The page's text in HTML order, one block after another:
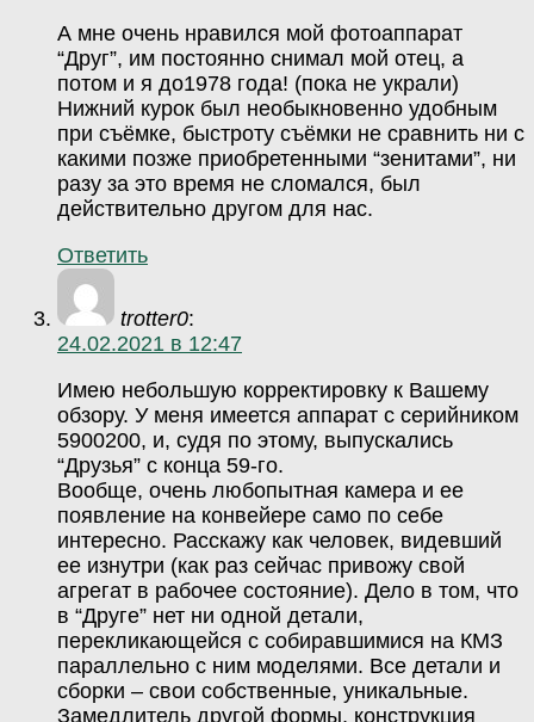
А мне очень нравился мой фотоаппарат
“Друг”, им постоянно снимал мой отец, а
потом и я до1978 года! (пока не украли)
Нижний курок был необыкновенно удобным
при съёмке, быстроту съёмки не сравнить ни с
какими позже приобретенными “зенитами”, ни
разу за это время не сломался, был
действительно другом для нас.
Ответить
trotter0:
24.02.2021 в 12:47
Имею небольшую корректировку к Вашему
обзору. У меня имеется аппарат с серийником
5900200, и, судя по этому, выпускались
“Друзья” с конца 59-го.
Вообще, очень любопытная камера и ее
появление на конвейере само по себе
интересно. Расскажу как человек, видевший
ее изнутри (как раз сейчас привожу свой
агрегат в рабочее состояние). Дело в том, что
в “Друге” нет ни одной детали,
перекликающейся с собиравшимися на КМЗ
параллельно с ним моделями. Все детали и
сборки – свои собственные, уникальные.
Замедлитель другой формы, конструкция